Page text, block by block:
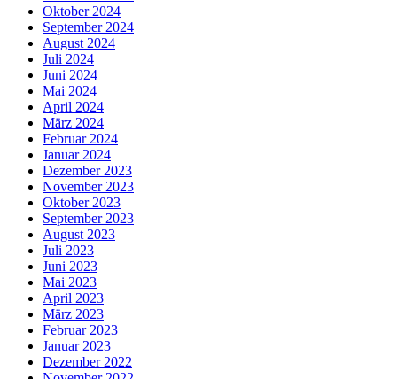
Oktober 2024
September 2024
August 2024
Juli 2024
Juni 2024
Mai 2024
April 2024
März 2024
Februar 2024
Januar 2024
Dezember 2023
November 2023
Oktober 2023
September 2023
August 2023
Juli 2023
Juni 2023
Mai 2023
April 2023
März 2023
Februar 2023
Januar 2023
Dezember 2022